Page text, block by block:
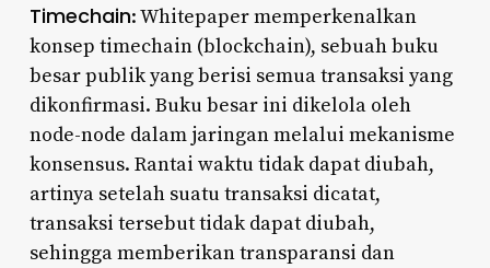
Timechain: Whitepaper memperkenalkan
konsep timechain (blockchain), sebuah buku
besar publik yang berisi semua transaksi yang
dikonfirmasi. Buku besar ini dikelola oleh
node-node dalam jaringan melalui mekanisme
konsensus. Rantai waktu tidak dapat diubah,
artinya setelah suatu transaksi dicatat,
transaksi tersebut tidak dapat diubah,
sehingga memberikan transparansi dan